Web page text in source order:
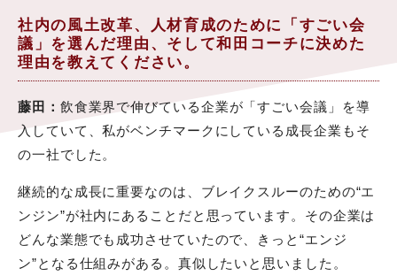
社内の風土改革、人材育成のために「すごい会
議」を選んだ理由、そして和田コーチに決めた
理由を教えてください。
藤田： 飲食業界で伸びている企業が「すごい会議」を導
入していて、私がベンチマークにしている成長企業もそ
の一社でした。
継続的な成長に重要なのは、ブレイクスルーのための“エ
ンジン”が社内にあることだと思っています。その企業は
どんな業態でも成功させていたので、きっと“エンジ
ン”となる仕組みがある。真似したいと思いました。